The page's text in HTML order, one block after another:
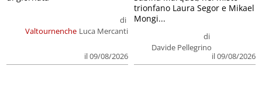
Valtournenche
di
Luca Mercanti
il 09/08/2026
di
Davide Pellegrino
il 09/08/2026
trionfano Laura Segor e Mikael
Mongi...